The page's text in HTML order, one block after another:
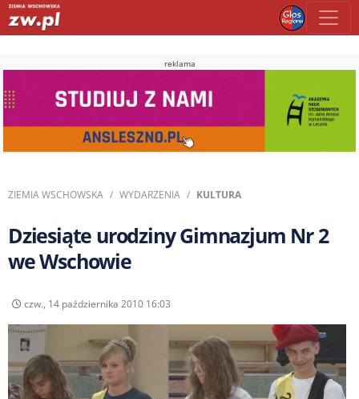
reklama
ZIEMIA WSCHOWSKA WYDARZENIA KULTURA
Dziesiąte urodziny Gimnazjum Nr 2
we Wschowie
czw., 14 października 2010 16:03